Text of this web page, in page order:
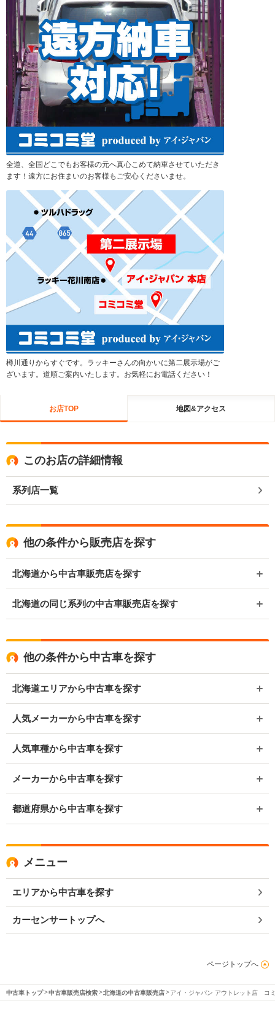
全道、全国どこでもお客様の元へ真心こめて納車させていただき
ます！遠方にお住まいのお客様もご安心くださいませ。
樽川通りからすぐです。ラッキーさんの向かいに第二展示場がご
ざいます。道順ご案内いたします。お気軽にお電話ください！
お店TOP 地図&アクセス
このお店の詳細情報
系列店一覧
他の条件から販売店を探す
北海道から中古車販売店を探す
北海道の同じ系列の中古車販売店を探す
他の条件から中古車を探す
北海道エリアから中古車を探す
人気メーカーから中古車を探す
人気車種から中古車を探す
メーカーから中古車を探す
都道府県から中古車を探す
メニュー
エリアから中古車を探す
カーセンサートップへ
ページトップへ
中古車トップ 中古車販売店検索 北海道の中古車販売店 アイ・ジャパン アウトレット店 コ